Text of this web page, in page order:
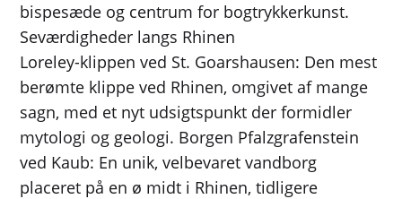
bispesæde og centrum for bogtrykkerkunst.
Seværdigheder langs Rhinen
Loreley-klippen ved St. Goarshausen: Den mest
berømte klippe ved Rhinen, omgivet af mange
sagn, med et nyt udsigtspunkt der formidler
mytologi og geologi. Borgen Pfalzgrafenstein
ved Kaub: En unik, velbevaret vandborg
placeret på en ø midt i Rhinen, tidligere